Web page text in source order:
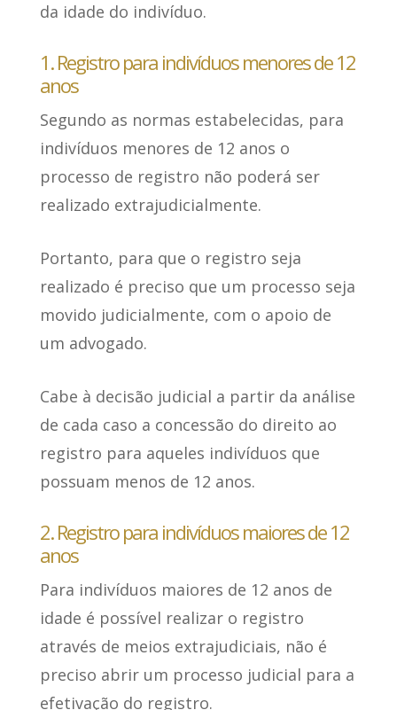
da idade do indivíduo.
1. Registro para indivíduos menores de 12
anos
Segundo as normas estabelecidas, para
indivíduos menores de 12 anos o
processo de registro não poderá ser
realizado extrajudicialmente.
Portanto, para que o registro seja
realizado é preciso que um processo seja
movido judicialmente, com o apoio de
um advogado.
Cabe à decisão judicial a partir da análise
de cada caso a concessão do direito ao
registro para aqueles indivíduos que
possuam menos de 12 anos.
2. Registro para indivíduos maiores de 12
anos
Para indivíduos maiores de 12 anos de
idade é possível realizar o registro
através de meios extrajudiciais, não é
preciso abrir um processo judicial para a
efetivação do registro.